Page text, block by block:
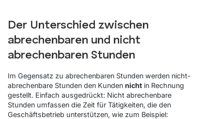
Der Unterschied zwischen
abrechenbaren und nicht
abrechenbaren Stunden
Im Gegensatz zu abrechenbaren Stunden werden nicht-
abrechenbare Stunden den Kunden nicht in Rechnung
gestellt. Einfach ausgedrückt: Nicht abrechenbare
Stunden umfassen die Zeit für Tätigkeiten, die den
Geschäftsbetrieb unterstützen, wie zum Beispiel: